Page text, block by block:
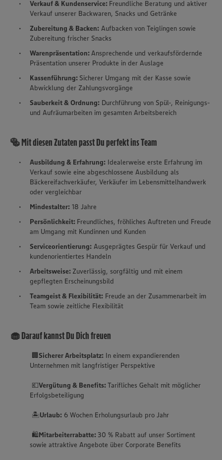
Verkauf & Kundenservice: Freundliche Beratung und aktiver
Verkauf unserer Backwaren, Snacks und Getränke
Zubereitung & Backen: Aufbacken von Teiglingen sowie
Zubereitung frischer Snacks
Warenpräsentation:Ansprechende und verkaufsfördernde
Präsentation unserer Produkte in der Auslage
Kassenführung: Sicherer Umgang mit der Kasse sowie
Abwicklung der Zahlungsvorgänge
Sauberkeit & Ordnung: Durchführung von Spül-, Reinigungs-
und Aufräumarbeiten im gesamten Arbeitsbereich
🥯 Mit diesen Zutaten passt Du perfekt ins Team
Ausbildung & Erfahrung: Idealerweise erste Erfahrung im
Verkauf sowie eine abgeschlossene Ausbildung als
Bäckereifachverkäufer, Verkäufer im Lebensmittelhandwerk
oder vergleichbar
Mindestalter: 18 Jahre
Persönlichkeit: Freundliches, fröhliches Auftreten und Freude
am Umgang mit Kundinnen und Kunden
Serviceorientierung: Ausgeprägtes Gespür für Verkauf und
kundenorientiertes Handeln
Arbeitsweise: Zuverlässig, sorgfältig und mit einem
gepflegten Erscheinungsbild
Teamgeist & Flexibilität: Freude an der Zusammenarbeit im
Team sowie zeitliche Flexibilität
🧁 Darauf kannst Du Dich freuen
🏢Sicherer Arbeitsplatz: In einem expandierenden
Unternehmen mit langfristiger Perspektive
💶Vergütung & Benefits:Tarifliches Gehalt mit möglicher
Erfolgsbeteiligung
🏝️Urlaub: 6 Wochen Erholungsurlaub pro Jahr
🛍️Mitarbeiterrabatte: 30 % Rabatt auf unser Sortiment
sowie attraktive Angebote über Corporate Benefits